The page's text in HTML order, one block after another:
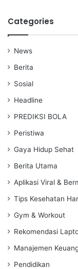
Categories
News
Berita
Sosial
Headline
PREDIKSI BOLA
Peristiwa
Gaya Hidup Sehat
Berita Utama
Aplikasi Viral &
Tips Kesehatan
Gym & Workout
Rekomendasi
Manajemen
Pendidikan